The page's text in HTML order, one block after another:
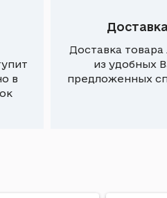
в
Доставка
из удобных
предложенных